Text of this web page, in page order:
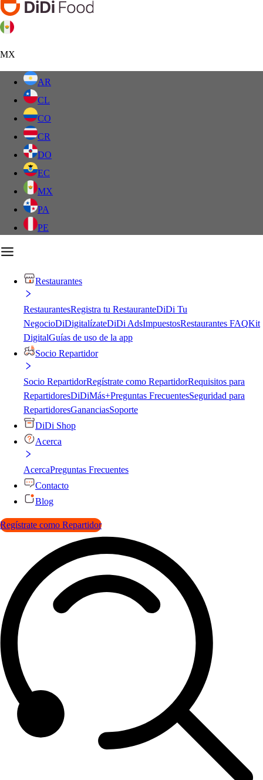
MX
AR
CL
CO
CR
DO
EC
MX
PA
PE
Restaurantes
RestaurantesRegistra tu RestauranteDiDi Tu
NegocioDiDigitalízateDiDi AdsImpuestosRestaurantes FAQKit
DigitalGuías de uso de la app
Socio Repartidor
Socio RepartidorRegístrate como RepartidorRequisitos para
RepartidoresDiDiMás+Preguntas FrecuentesSeguridad para
RepartidoresGananciasSoporte
DiDi Shop
Acerca
AcercaPreguntas Frecuentes
Contacto
Blog
Regístrate como Repartidor